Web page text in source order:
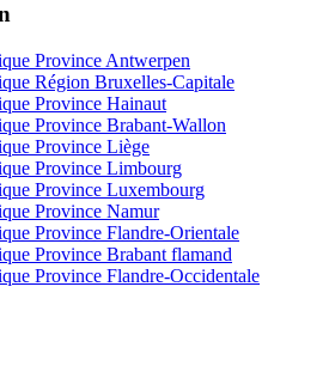
Province Antwerpen
Région Bruxelles-Capitale
Province Hainaut
Province Brabant-Wallon
Province Liège
Province Limbourg
Province Luxembourg
Province Namur
Province Flandre-Orientale
Province Brabant flamand
Province Flandre-Occidentale